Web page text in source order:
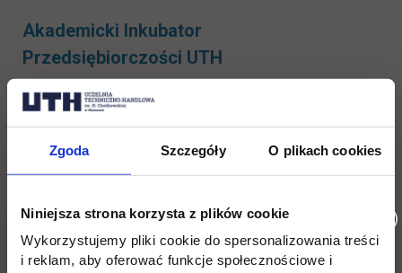
Zgoda Szczegóły O plikach cookies
Niniejsza strona korzysta z plików cookie
Wykorzystujemy pliki cookie do spersonalizowania treści
i reklam, aby oferować funkcje społecznościowe i
Akademicki Inkubator
Przedsiębiorczości UTH
Liderzy Kierunków
Tutoring